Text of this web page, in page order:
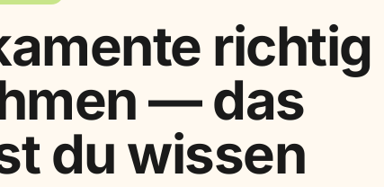
richtig
— das
du wissen